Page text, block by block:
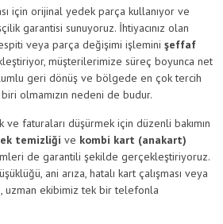
için orijinal yedek parça kullanıyor ve
garantisi sunuyoruz. İhtiyacınız olan
veya parça değişimi işlemini şeffaf
müşterilerimize süreç boyunca net
geri dönüş ve bölgede en çok tercih
olmamızın nedeni de budur.
faturaları düşürmek için düzenli bakımın
temizliği ve kombi kart (anakart)
de garantili şekilde gerçekleştiriyoruz.
ani arıza, hatalı kart çalışması veya
uzman ekibimiz tek bir telefonla